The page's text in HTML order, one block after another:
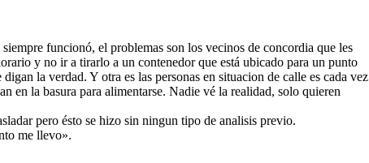
funcionó, el problemas son los vecinos de concordia que les
y no ir a tirarlo a un contenedor que está ubicado para un punto
la verdad. Y otra es las personas en situacion de calle es cada vez
en la basura para alimentarse. Nadie vé la realidad, solo quieren
pero ésto se hizo sin ningun tipo de analisis previo.
me llevo».